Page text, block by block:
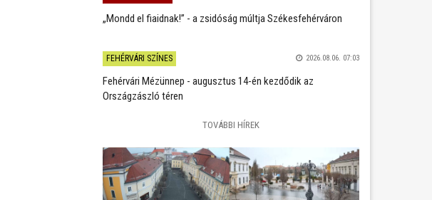
„Mondd el fiaidnak!” - a zsidóság múltja Székesfehérváron
FEHÉRVÁRI SZÍNES 2026.08.06. 07:03
Fehérvári Mézünnep - augusztus 14-én kezdődik az
Országzászló téren
TOVÁBBI HÍREK